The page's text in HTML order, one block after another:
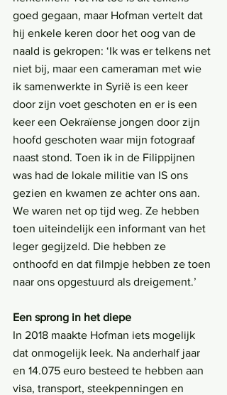
goed gegaan, maar Hofman vertelt dat
hij enkele keren door het oog van de
naald is gekropen: ‘Ik was er telkens net
niet bij, maar een cameraman met wie
ik samenwerkte in Syrië is een keer
door zijn voet geschoten en er is een
keer een Oekraïense jongen door zijn
hoofd geschoten waar mijn fotograaf
naast stond. Toen ik in de Filippijnen
was had de lokale militie van IS ons
gezien en kwamen ze achter ons aan.
We waren net op tijd weg. Ze hebben
toen uiteindelijk een informant van het
leger gegijzeld. Die hebben ze
onthoofd en dat filmpje hebben ze toen
naar ons opgestuurd als dreigement.’
Een sprong in het diepe
In 2018 maakte Hofman iets mogelijk
dat onmogelijk leek. Na anderhalf jaar
en 14.075 euro besteed te hebben aan
visa, transport, steekpenningen en